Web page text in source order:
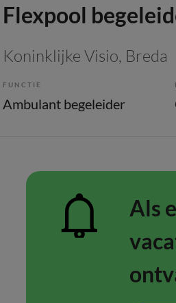
Flexpool
Koninklijke Visio, Breda
FUNCTIE
Ambulant begeleider
Als